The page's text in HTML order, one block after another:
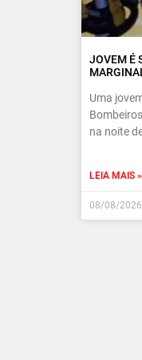
JOVEM É
Uma
na noite
LEIA MAIS »
08/08/2026